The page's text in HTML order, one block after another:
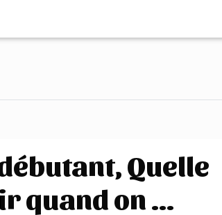
Quelle
quand on ...